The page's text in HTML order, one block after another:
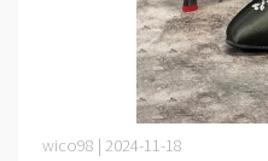
wico98 | 2024-11-18